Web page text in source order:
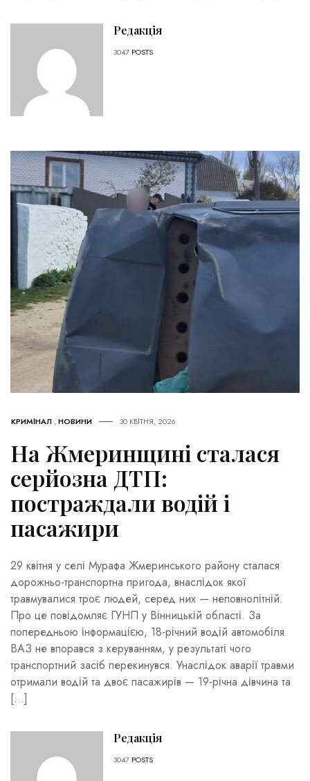
Редакція
3047 POSTS
КРИМІНАЛ ,НОВИНИ 30 КВІТНЯ, 2026
На Жмеринщині сталася
серйозна ДТП:
постраждали водій і
пасажири
29 квітня у селі Мурафа Жмеринського району сталася
дорожньо-транспортна пригода, внаслідок якої
травмувалися троє людей, серед них — неповнолітній.
Про це повідомляє ГУНП у Вінницькій області. За
попередньою інформацією, 18-річний водій автомобіля
ВАЗ не впорався з керуванням, у результаті чого
транспортний засіб перекинувся. Унаслідок аварії травми
отримали водій та двоє пасажирів — 19-річна дівчина та
[…]
Редакція
3047 POSTS